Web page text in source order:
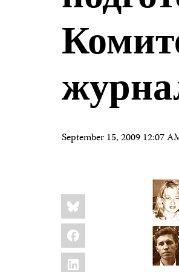
September 15, 2009 12:07
Share
this:
Bluesky
Facebook
LinkedIn